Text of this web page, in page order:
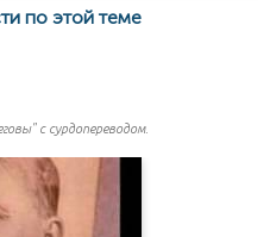
по этой теме
с сурдопереводом.